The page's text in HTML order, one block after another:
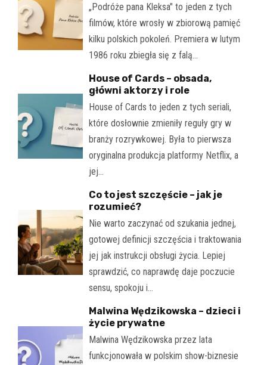
„Podróże pana Kleksa" to jeden z tych
filmów, które wrosły w zbiorową pamięć
kilku polskich pokoleń. Premiera w lutym
1986 roku zbiegła się z falą…
House of Cards – obsada,
główni aktorzy i role
House of Cards to jeden z tych seriali,
które dosłownie zmieniły reguły gry w
branży rozrywkowej. Była to pierwsza
oryginalna produkcja platformy Netflix, a
jej…
Co to jest szczęście – jak je
rozumieć?
Nie warto zaczynać od szukania jednej,
gotowej definicji szczęścia i traktowania
jej jak instrukcji obsługi życia. Lepiej
sprawdzić, co naprawdę daje poczucie
sensu, spokoju i…
Malwina Wędzikowska – dzieci i
życie prywatne
Malwina Wędzikowska przez lata
funkcjonowała w polskim show-biznesie